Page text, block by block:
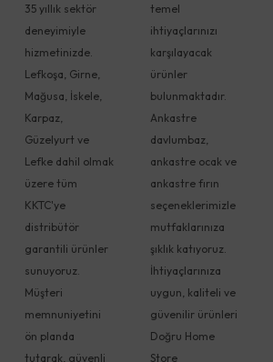
35 yıllık sektör
deneyimiyle
hizmetinizde.
Lefkoşa, Girne,
Mağusa, İskele,
Karpaz,
Güzelyurt ve
Lefke dahil olmak
üzere tüm
KKTC'ye
distribütör
garantili ürünler
sunuyoruz.
Müşteri
memnuniyetini
ön planda
tutarak, güvenli
temel
ihtiyaçlarınızı
karşılayacak
ürünler
bulunmaktadır.
Ankastre
davlumbaz,
ankastre ocak ve
ankastre fırın
seçeneklerimizle
mutfaklarınıza
şıklık katıyoruz.
İhtiyaçlarınıza
uygun, kaliteli ve
güvenilir ürünleri
Doğru Home
Store